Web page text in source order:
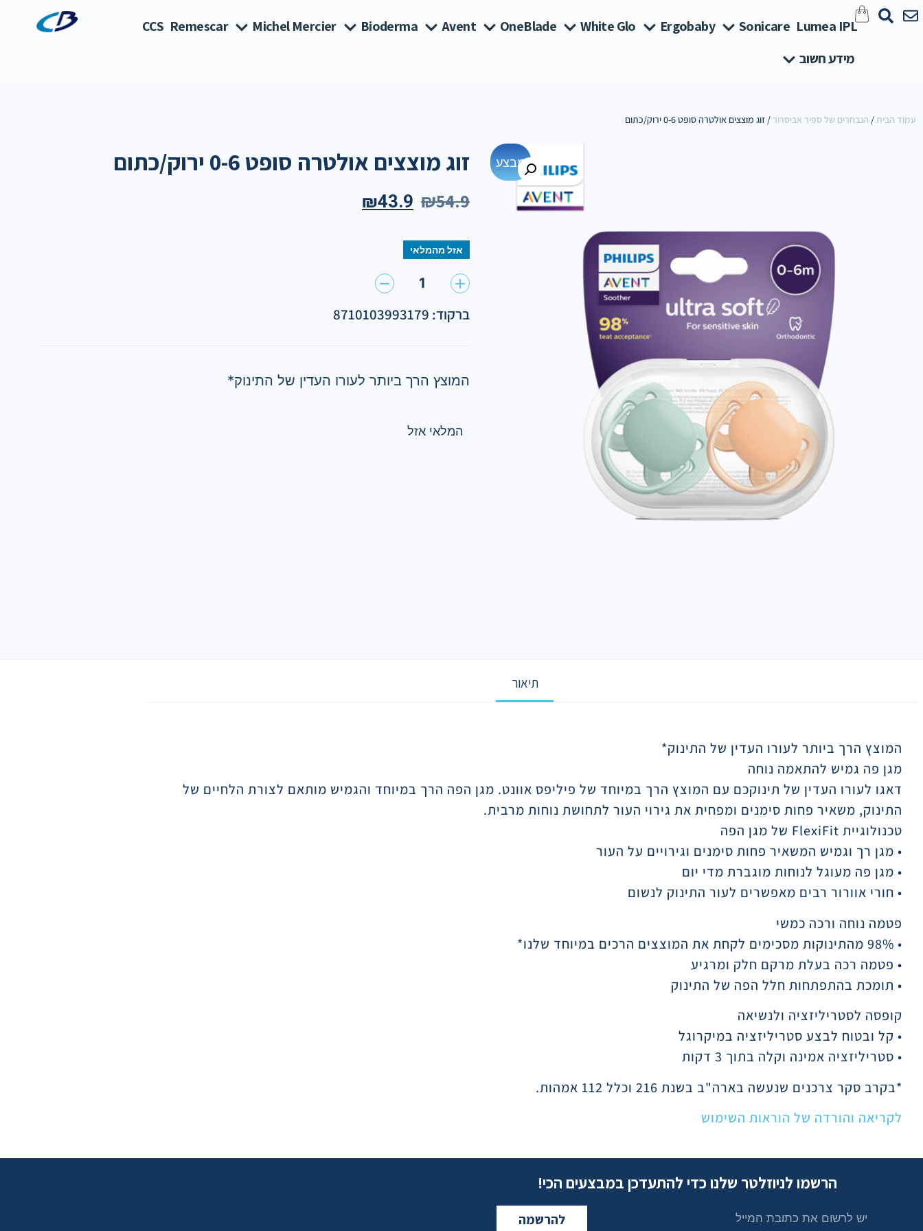
Lumea IPL
Sonicare
Ergobaby
White Glo
OneBlade
Avent
Bioderma
Michel Mercier
Remescar
CCS
מידע חשוב
עמוד הבית/ הנבחרים של ספיר אביסרור/ זוג מוצצים אולטרה סופט 0-6 ירוק/כתום
מבצע זוג מוצצים אולטרה סופט 0-6 ירוק/כתום
₪54.9
₪43.9
אזל מהמלאי
1
ברקוד: 8710103993179
המוצץ הרך ביותר לעורו העדין של התינוק*
המלאי אזל
תיאור
המוצץ הרך ביותר לעורו העדין של התינוק*
מגן פה גמיש להתאמה נוחה
דאגו לעורו העדין של תינוקכם עם המוצץ הרך במיוחד של פיליפס אוונט. מגן הפה הרך במיוחד והגמיש מותאם לצורת הלחיים של
התינוק, משאיר פחות סימנים ומפחית את גירוי העור לתחושת נוחות מרבית.
טכנולוגיית FlexiFit של מגן הפה
• מגן רך וגמיש המשאיר פחות סימנים וגירויים על העור
• מגן פה מעוגל לנוחות מוגברת מדי יום
• חורי אוורור רבים מאפשרים לעור התינוק לנשום
פטמה נוחה ורכה כמשי
• 98% מהתינוקות מסכימים לקחת את המוצצים הרכים במיוחד שלנו*
• פטמה רכה בעלת מרקם חלק ומרגיע
• תומכת בהתפתחות חלל הפה של התינוק
קופסה לסטריליזציה ולנשיאה
• קל ובטוח לבצע סטריליזציה במיקרוגל
• סטריליזציה אמינה וקלה בתוך 3 דקות
*בקרב סקר צרכנים שנעשה בארה"ב בשנת 216 וכלל 112 אמהות.
לקריאה והורדה של הוראות השימוש
הרשמו לניוזלטר שלנו כדי להתעדכן במבצעים הכי!
להרשמה